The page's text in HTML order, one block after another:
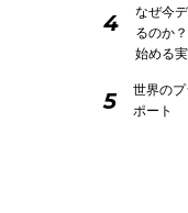
4
なぜ今
るのか
始める
5
世界の
ポート